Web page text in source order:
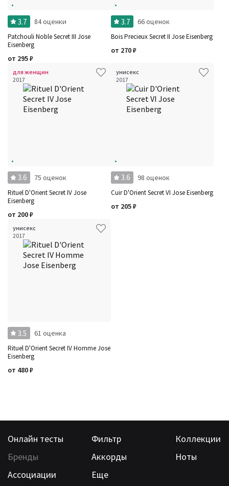
3.7 84 оценки
Patchouli Noble Secret III Jose
Eisenberg
от 295₽
3.7 66 оценок
Bois Precieux Secret II Jose Eisenberg
от 270₽
для женщин
2017
3.6 75 оценок
Rituel D'Orient Secret IV Jose
Eisenberg
от 200₽
унисекс
2017
3.6 98 оценок
Cuir D'Orient Secret VI Jose Eisenberg
от 205₽
унисекс
2017
3.5 61 оценка
Rituel D'Orient Secret IV Homme Jose
Eisenberg
от 480₽
Онлайн тесты Фильтр
Коллекции
Бренды
Аккорды
Ноты
Ассоциации
Еще